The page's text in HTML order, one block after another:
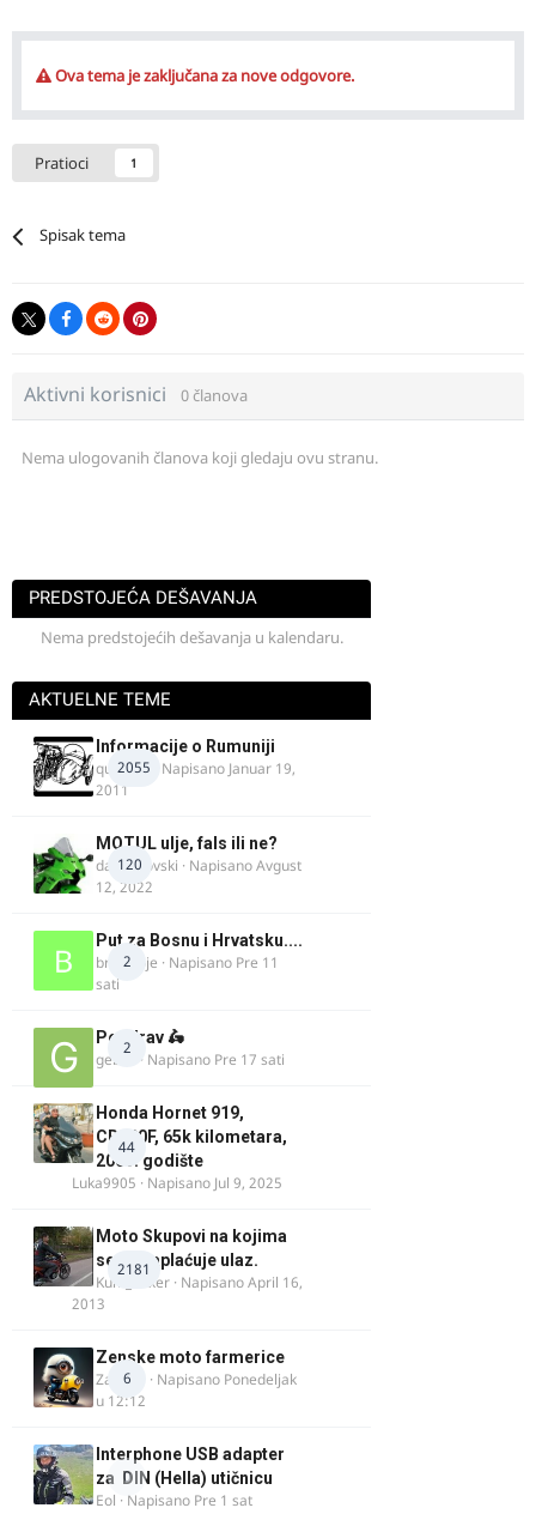
Ova tema je zaključana za nove odgovore.
Pratioci 1
Spisak tema
Aktivni korisnici 0 članova
Nema ulogovanih članova koji gledaju ovu stranu.
PREDSTOJEĆA DEŠAVANJA
Nema predstojećih dešavanja u kalendaru.
AKTUELNE TEME
2055
Informacije o Rumuniji
quasaar · Napisano Januar 19,
2011
120
MOTUL ulje, fals ili ne?
dalipopovski · NapisanoAvgust
12, 2022
2
Put za Bosnu i Hrvatsku....
bradivoje · Napisano Pre 11
sati
2
Pozdrav 🛵
gebec · Napisano Pre 17 sati
44
Honda Hornet 919,
CB900F, 65k kilometara,
2005. godište
Luka9905 · Napisano Jul 9, 2025
2181
Moto Skupovi na kojima
se ne naplaćuje ulaz.
Kum_Mixer · NapisanoApril 16,
2013
6
Zenske moto farmerice
Zarkela · Napisano Ponedeljak
u 12:12
0
Interphone USB adapter
za DIN (Hella) utičnicu
Eol · Napisano Pre 1 sat